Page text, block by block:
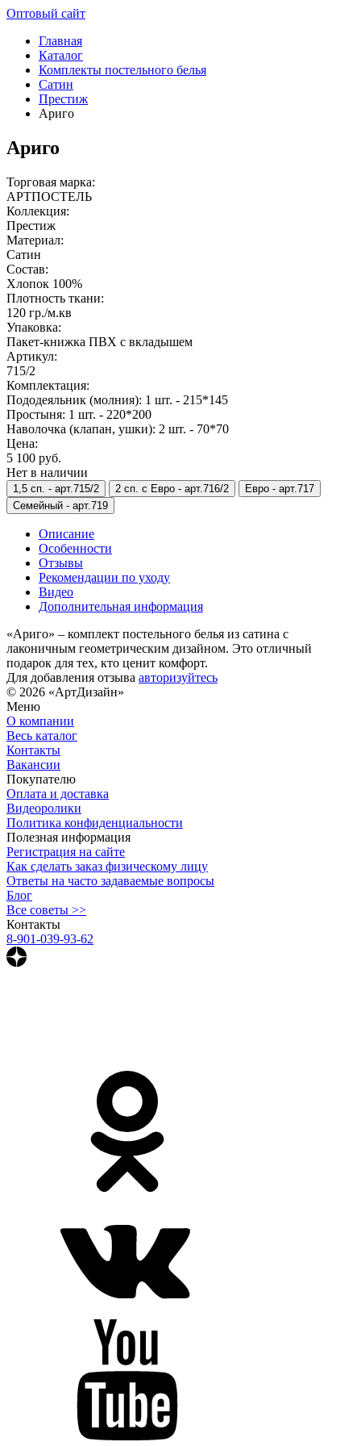
Оптовый сайт
Главная
Каталог
Комплекты постельного белья
Сатин
Престиж
Ариго
Ариго
Торговая марка:
АРТПОСТЕЛЬ
Коллекция:
Престиж
Материал:
Сатин
Состав:
Хлопок 100%
Плотность ткани:
120 гр./м.кв
Упаковка:
Пакет-книжка ПВХ с вкладышем
Артикул:
715/2
Комплектация:
Пододеяльник (молния): 1 шт. - 215*145
Простыня: 1 шт. - 220*200
Наволочка (клапан, ушки): 2 шт. - 70*70
Цена:
5 100 руб.
Нет в наличии
1,5 сп. - арт.715/2 2 сп. с Евро - арт.716/2 Евро - арт.717
Семейный - арт.719
Описание
Особенности
Отзывы
Рекомендации по уходу
Видео
Дополнительная информация
«Ариго» – комплект постельного белья из сатина с
лаконичным геометрическим дизайном. Это отличный
подарок для тех, кто ценит комфорт.
Для добавления отзыва авторизуйтесь
© 2026 «АртДизайн»
Меню
О компании
Весь каталог
Контакты
Вакансии
Покупателю
Оплата и доставка
Видеоролики
Политика конфиденциальности
Полезная информация
Регистрация на сайте
Как сделать заказ физическому лицу
Ответы на часто задаваемые вопросы
Блог
Все советы >>
Контакты
8-901-039-93-62